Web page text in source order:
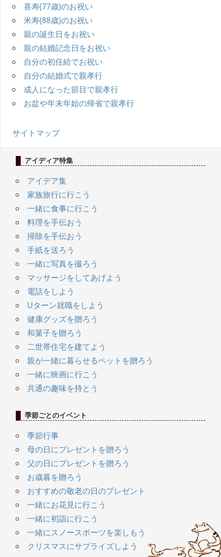
喜寿(77歳)のお祝い
米寿(88歳)のお祝い
親の誕生日をお祝い
親の結婚記念日をお祝い
自分の初任給でお祝い
自分の結婚式で親孝行
成人になった節目で親孝行
お盆や年末年始の帰省で親孝行
サイトマップ
アイディア特集
アイデア集
家族旅行に行こう
一緒に食事に行こう
料理を手伝おう
掃除を手伝おう
手紙を送ろう
一緒に写真を撮ろう
マッサージをしてあげよう
電話をしよう
Uターン就職をしよう
健康グッズを贈ろう
和菓子を贈ろう
二世帯住宅を建てよう
親が一緒に暮らせるペットを贈ろう
一緒に映画に行こう
共通の趣味を持とう
季節ごとのイベント
季節行事
母の日にプレゼントを贈ろう
父の日にプレゼントを贈ろう
お歳暮を贈ろう
おすすめの敬老の日のプレゼント
一緒にお花見に行こう
一緒に初詣に行こう
一緒にスノースポーツを楽しもう
クリスマスにサプライズしよう